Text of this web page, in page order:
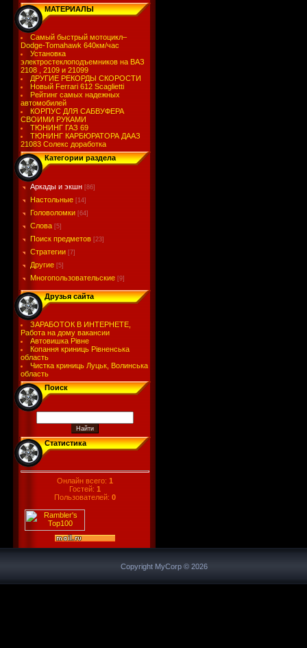
МАТЕРИАЛЫ
Самый быстрый мотоцикл–
Dodge-Tomahawk 640км/час
Установка
электростеклоподъемников на ВАЗ
2108 , 2109 и 21099
ДРУГИЕ РЕКОРДЫ СКОРОСТИ
Новый Ferrari 612 Scaglietti
Рейтинг самых надежных
автомобилей
КОРПУС ДЛЯ САБВУФЕРА
СВОИМИ РУКАМИ
ТЮНИНГ ГАЗ 69
ТЮНИНГ КАРБЮРАТОРА ДААЗ
21083 Солекс доработка
Категории раздела
Аркады и экшн [86]
Настольные [14]
Головоломки [64]
Слова [5]
Поиск предметов [23]
Стратегии [7]
Другие [5]
Многопользовательские [9]
Друзья сайта
ЗАРАБОТОК В ИНТЕРНЕТЕ,
Работа на дому вакансии
Автовишка Рівне
Копання криниць Рівненська
область
Чистка криниць Луцьк, Волинська
область
Поиск
Статистика
Онлайн всего: 1
Гостей: 1
Пользователей: 0
Copyright MyCorp © 2026